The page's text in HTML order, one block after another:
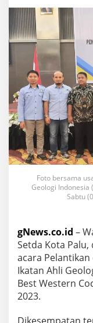
Foto bersama
Geologi Indonesia
Sabtu
gNews.co.id –
Setda Kota
acara
Ikatan Ahli
Best Western
2023.